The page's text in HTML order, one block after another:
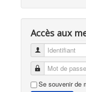
Accès aux
Identifiant
Mot de passe
Se souvenir de